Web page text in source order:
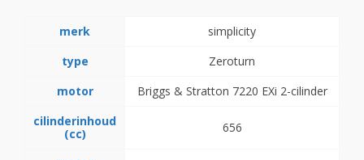
merk
simplicity
type
Zeroturn
motor
Briggs & Stratton 7220 EXi 2-cilinder
cilinderinhoud
(cc)
656